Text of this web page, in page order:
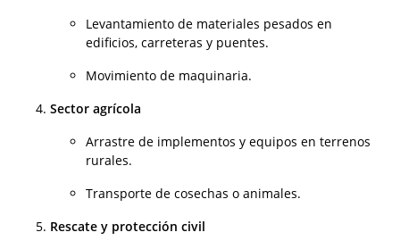
Levantamiento de materiales pesados en
edificios, carreteras y puentes.
Movimiento de maquinaria.
Sector agrícola
Arrastre de implementos y equipos en terrenos
rurales.
Transporte de cosechas o animales.
Rescate y protección civil